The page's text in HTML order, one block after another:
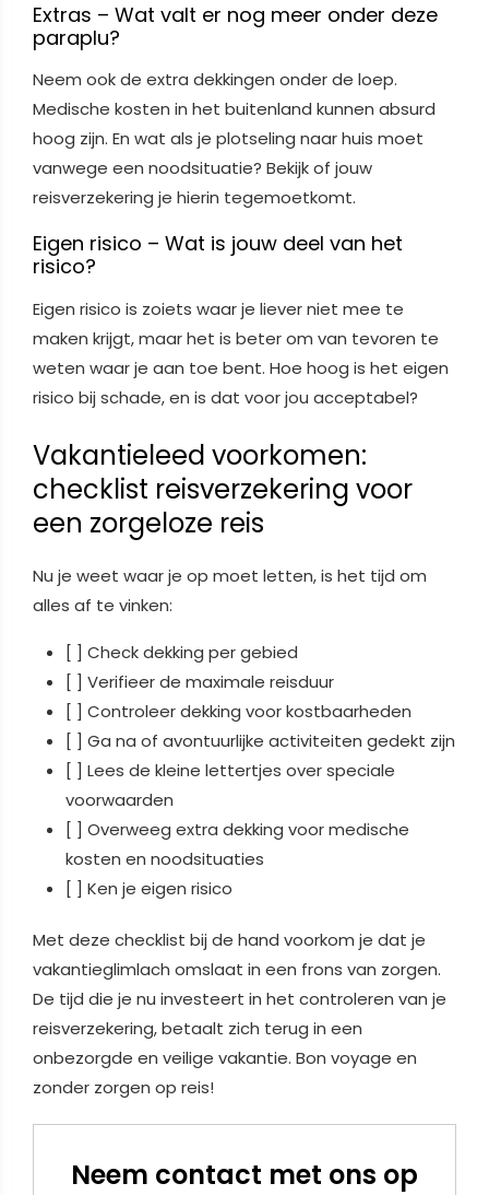
Extras – Wat valt er nog meer onder deze
paraplu?
Neem ook de extra dekkingen onder de loep.
Medische kosten in het buitenland kunnen absurd
hoog zijn. En wat als je plotseling naar huis moet
vanwege een noodsituatie? Bekijk of jouw
reisverzekering je hierin tegemoetkomt.
Eigen risico – Wat is jouw deel van het
risico?
Eigen risico is zoiets waar je liever niet mee te
maken krijgt, maar het is beter om van tevoren te
weten waar je aan toe bent. Hoe hoog is het eigen
risico bij schade, en is dat voor jou acceptabel?
Vakantieleed voorkomen:
checklist reisverzekering voor
een zorgeloze reis
Nu je weet waar je op moet letten, is het tijd om
alles af te vinken:
[ ] Check dekking per gebied
[ ] Verifieer de maximale reisduur
[ ] Controleer dekking voor kostbaarheden
[ ] Ga na of avontuurlijke activiteiten gedekt zijn
[ ] Lees de kleine lettertjes over speciale
voorwaarden
[ ] Overweeg extra dekking voor medische
kosten en noodsituaties
[ ] Ken je eigen risico
Met deze checklist bij de hand voorkom je dat je
vakantieglimlach omslaat in een frons van zorgen.
De tijd die je nu investeert in het controleren van je
reisverzekering, betaalt zich terug in een
onbezorgde en veilige vakantie. Bon voyage en
zonder zorgen op reis!
Neem contact met ons op